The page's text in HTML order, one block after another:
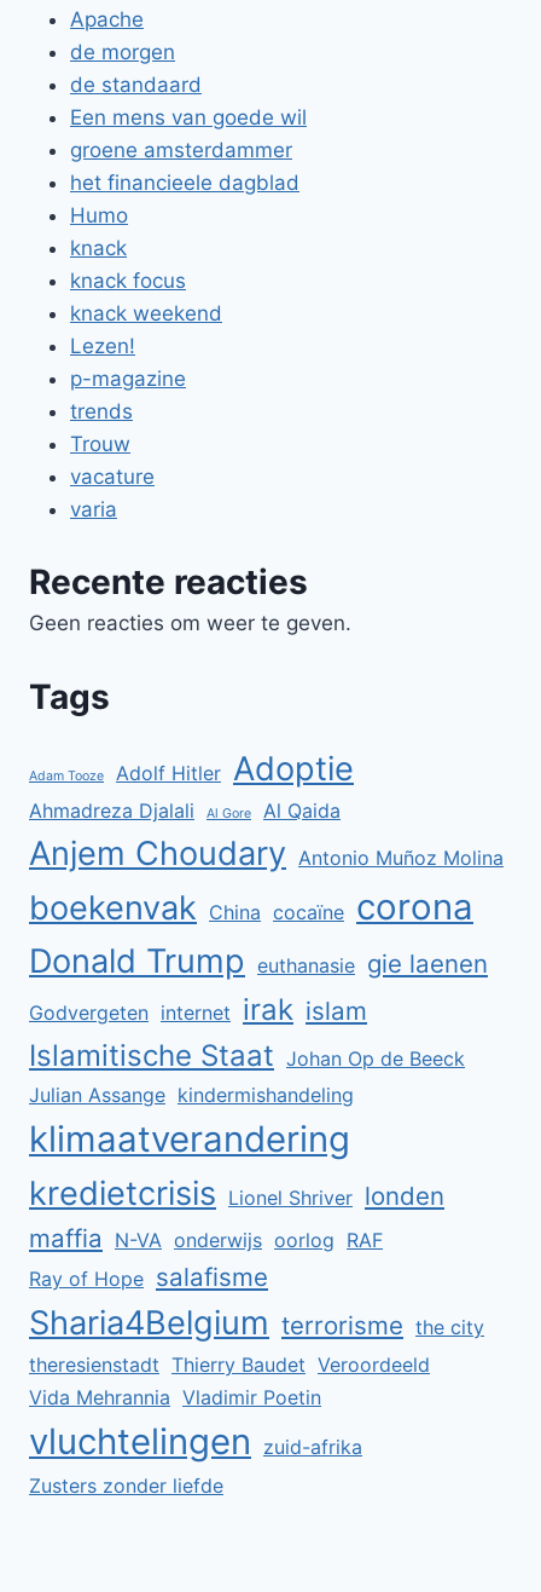
Apache
de morgen
de standaard
Een mens van goede wil
groene amsterdammer
het financieele dagblad
Humo
knack
knack focus
knack weekend
Lezen!
p-magazine
trends
Trouw
vacature
varia
Recente reacties
Geen reacties om weer te geven.
Tags
Adam Tooze Adolf Hitler Adoptie
Ahmadreza Djalali Al Gore Al Qaida
Anjem Choudary Antonio Muñoz Molina
boekenvak China cocaïne corona
Donald Trump euthanasie gie laenen
Godvergeten internet irak islam
Islamitische Staat Johan Op de Beeck
Julian Assange kindermishandeling
klimaatverandering
kredietcrisis Lionel Shriver londen
maffia
N-VA onderwijs oorlog RAF
Ray of Hope salafisme
Sharia4Belgium terrorisme the city
theresienstadt Thierry Baudet Veroordeeld
Vida Mehrannia Vladimir Poetin
vluchtelingen
zuid-afrika
Zusters zonder liefde